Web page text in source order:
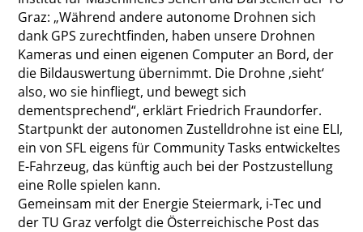
Graz: „Während andere autonome Drohnen sich
dank GPS zurechtfinden, haben unsere Drohnen
Kameras und einen eigenen Computer an Bord, der
die Bildauswertung übernimmt. Die Drohne ‚sieht‘
also, wo sie hinfliegt, und bewegt sich
dementsprechend“, erklärt Friedrich Fraundorfer.
Startpunkt der autonomen Zustelldrohne ist eine ELI,
ein von SFL eigens für Community Tasks entwickeltes
E-Fahrzeug, das künftig auch bei der Postzustellung
eine Rolle spielen kann.
Gemeinsam mit der Energie Steiermark, i-Tec und
der TU Graz verfolgt die Österreichische Post das